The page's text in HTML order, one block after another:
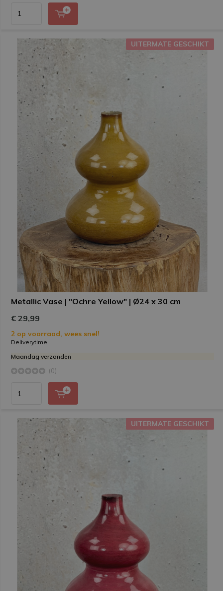
Metallic Vase | "Ochre Yellow" | Ø24 x 30 cm
UITERMATE GESCHIKT
€ 29,99
2 op voorraad, wees snel!
Deliverytime
Maandag verzonden
(0)
UITERMATE GESCHIKT